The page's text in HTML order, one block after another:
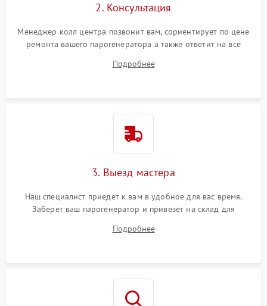
2. Консультация
Менеджер колл центра позвонит вам, сориентирует по цене
ремонта вашего парогенератора а также ответит на все
Подробнее
3. Выезд мастера
Наш специалист приедет к вам в удобное для вас время.
Заберет ваш парогенератор и привезет на склад для
Подробнее